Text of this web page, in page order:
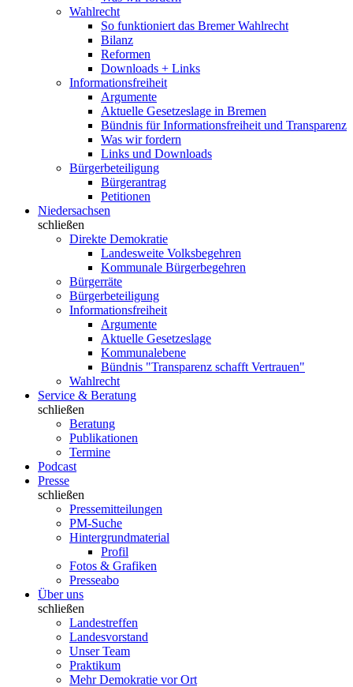
Wahlrecht
So funktioniert das Bremer Wahlrecht
Bilanz
Reformen
Downloads + Links
Informationsfreiheit
Argumente
Aktuelle Gesetzeslage in Bremen
Bündnis für Informationsfreiheit und Transparenz
Was wir fordern
Links und Downloads
Bürgerbeteiligung
Bürgerantrag
Petitionen
Niedersachsen
schließen
Direkte Demokratie
Landesweite Volksbegehren
Kommunale Bürgerbegehren
Bürgerräte
Bürgerbeteiligung
Informationsfreiheit
Argumente
Aktuelle Gesetzeslage
Kommunalebene
Bündnis "Transparenz schafft Vertrauen"
Wahlrecht
Service & Beratung
schließen
Beratung
Publikationen
Termine
Podcast
Presse
schließen
Pressemitteilungen
PM-Suche
Hintergrundmaterial
Profil
Fotos & Grafiken
Presseabo
Über uns
schließen
Landestreffen
Landesvorstand
Unser Team
Praktikum
Mehr Demokratie vor Ort